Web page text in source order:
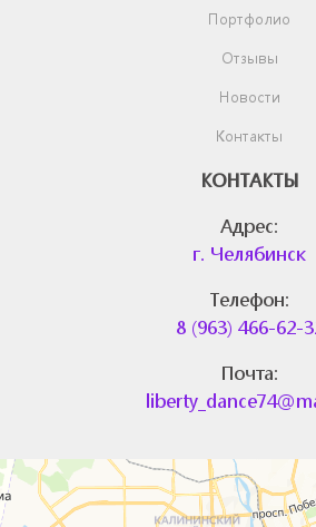
Портфолио
Отзывы
Новости
Контакты
КОНТАКТЫ
Адрес:
г. Челябинск
Телефон:
8 (963) 466-62-
Почта:
Челябинск
Яндекс.Карты — поиск мест и адресов,